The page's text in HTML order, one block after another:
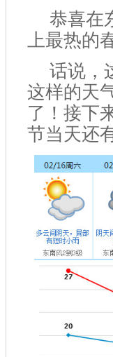
恭喜在
上最热的
话说 ，
这样的天
了！接下
节当天还